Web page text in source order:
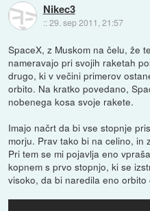
Nikec3
::29. sep 2011, 21:57
SpaceX, z Muskom na čelu, že
nameravajo pri svojih raketah
drugo, ki v večini primerov
orbito. Na kratko povedano,
nobenega kosa svoje rakete.
Imajo načrt da bi vse stopnje
morju. Prav tako bi na celino, in
Pri tem se mi pojavlja eno
kopnem s prvo stopnjo, ki se
visoko, da bi naredila eno orbito